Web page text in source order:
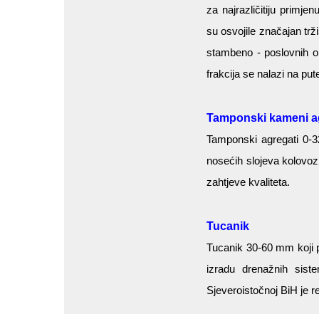
za najrazličitiju
su osvojile značajan
stambeno - poslovnih
frakcija se nalazi na
Tamponski kameni
Tamponski agregati
nosećih slojeva
zahtjeve kvaliteta.
Tucanik
Tucanik 30-60 mm koji
izradu drenažnih
Sjeveroistočnoj BiH je